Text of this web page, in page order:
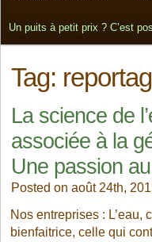
Un puits à petit prix ? C’est
Tag:
La science de
associée à la
Une passion
Posted on août 24th,
Nos entreprises : L’eau,
bienfaitrice, celle qui